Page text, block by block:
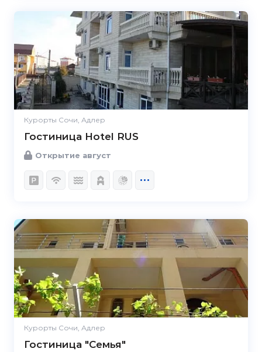
Курорты Сочи, Адлер
Гостиница Hotel RUS
Открытие август
Курорты Сочи, Адлер
Гостиница "Семья"